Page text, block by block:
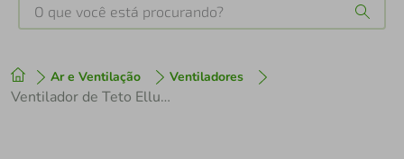
Ar e Ventilação Ventiladores
Ventilador de Teto Elluz Preto Marrom Inverter Bivolt Ventisol
1º tenis